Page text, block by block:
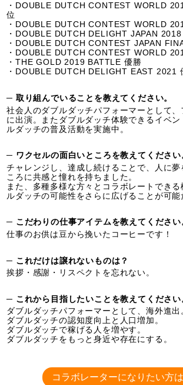
・DOUBLE DUTCH CONTEST WORLD
位
・DOUBLE DUTCH CONTEST WORLD
・DOUBLE DUTCH DELIGHT JAPAN 2018
・DOUBLE DUTCH CONTEST JAPAN
・DOUBLE DUTCH CONTEST WORLD
・THE GOLD 2019 BATTLE 優勝
・DOUBLE DUTCH DELIGHT EAST 2021
─ 取り組んでいることを教えてください。
社会人のダブルダッチパフォーマーとして、
に出演。またダブルダッチ体験できるイベ
ルダッチの普及活動を実施中。
─ ワクセルの面白いところを教えてください
チャレンジし、達成し続けることで、人に夢
ころに共感と憧れを持ちました。
また、多種多様な方々とコラボレートでき
ルダッチの可能性をさらに広げることが可能
─ こだわりの仕事アイテムを教えてください
仕事のお供は豆から挽いたコーヒーです！
─ これだけは譲れないものは？
挨拶・感謝・リスペクトを忘れない。
─ これから目指したいことを教えてください
ダブルダッチパフォーマーとして、海外進出
ダブルダッチの認知度向上と人口増加。
ダブルダッチで稼げる人を増やす。
ダブルダッチをもっと身近や存在にする。
コラボレーターになりたい方